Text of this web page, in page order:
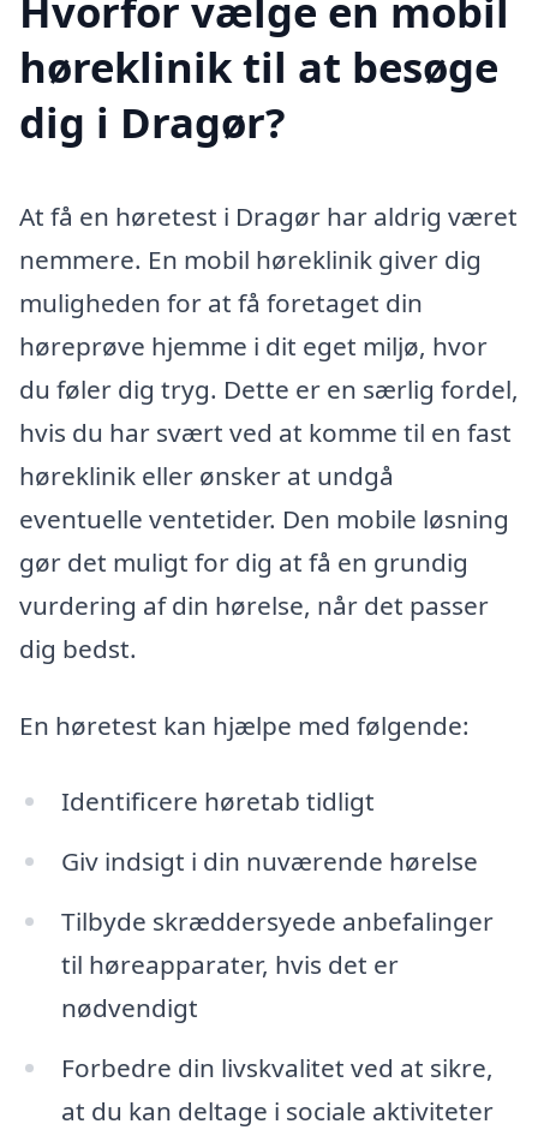
Hvorfor vælge en mobil
høreklinik til at besøge
dig i Dragør?
At få en høretest i Dragør har aldrig været
nemmere. En mobil høreklinik giver dig
muligheden for at få foretaget din
høreprøve hjemme i dit eget miljø, hvor
du føler dig tryg. Dette er en særlig fordel,
hvis du har svært ved at komme til en fast
høreklinik eller ønsker at undgå
eventuelle ventetider. Den mobile løsning
gør det muligt for dig at få en grundig
vurdering af din hørelse, når det passer
dig bedst.
En høretest kan hjælpe med følgende:
Identificere høretab tidligt
Giv indsigt i din nuværende hørelse
Tilbyde skræddersyede anbefalinger
til høreapparater, hvis det er
nødvendigt
Forbedre din livskvalitet ved at sikre,
at du kan deltage i sociale aktiviteter